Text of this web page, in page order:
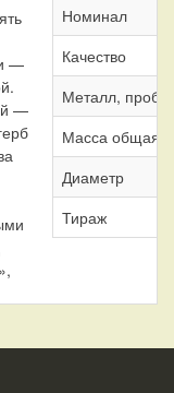
—
—
Номинал
Качество
Металл, проба
Масса общая
Диаметр
Тираж